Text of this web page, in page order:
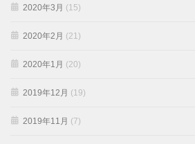
2020年3月 (15)
2020年2月 (21)
2020年1月 (20)
2019年12月 (19)
2019年11月 (7)